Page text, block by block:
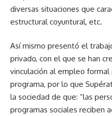
diversas situaciones que
estructural coyuntural, etc.
Así mismo presentó el
privado, con el que se han
vinculación al empleo
programa, por lo que
la sociedad de que: “las
programas sociales reciben